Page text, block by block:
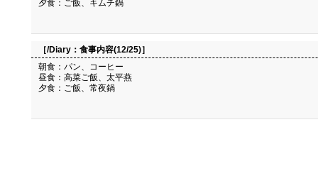
夕食：ご飯、キムチ鍋
［/Diary： 食事内容(12/25)］
朝食：パン、コーヒー
昼食：高菜ご飯、太平燕
夕食：ご飯、常夜鍋